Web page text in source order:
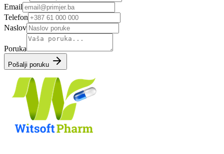
Email
Telefon
Naslov
Poruka
Pošalji poruku